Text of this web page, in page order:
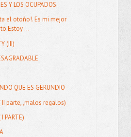
Y LOS OCUPADOS.
el otoño!. Es mi mejor
...
(III)
QUE ES GERUNDIO
II parte, ,malos regalos)
I PARTE)